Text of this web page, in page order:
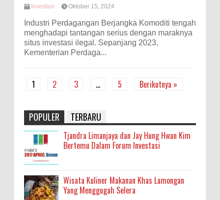
Investasi Oktober 15, 2024
Industri Perdagangan Berjangka Komoditi tengah
menghadapi tantangan serius dengan maraknya
situs investasi ilegal. Sepanjang 2023,
Kementerian Perdaga...
1 2 3 … 5 Berikutnya »
POPULER TERBARU
Tjandra Limanjaya dan Jay Hung Hwan Kim
Bertemu Dalam Forum Investasi
Wisata Kuliner Makanan Khas Lamongan
Yang Menggugah Selera